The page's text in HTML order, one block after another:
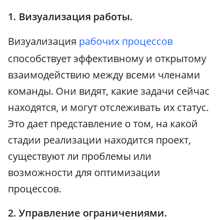
1. Визуализация работы.
Визуализация рабочих процессов
способствует эффективному и открытому
взаимодействию между всеми членами
команды. Они видят, какие задачи сейчас
находятся, и могут отслеживать их статус.
Это дает представление о том, на какой
стадии реализации находится проект,
существуют ли проблемы или
возможности для оптимизации
процессов.
2. Управление ограничениями.